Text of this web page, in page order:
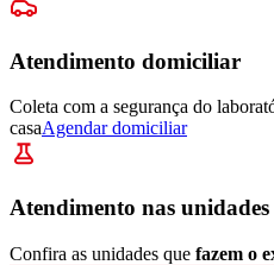
Atendimento domiciliar
Coleta com a segurança do
casaAgendar domiciliar
Atendimento nas unidades
Confira as unidades que fazem o